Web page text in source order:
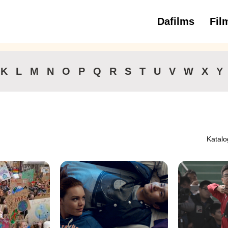
Dafilms 3
K L M N O P Q R S T U V W X Y